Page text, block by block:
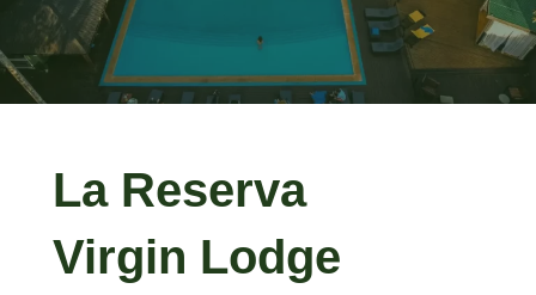
La Reserva
Virgin Lodge